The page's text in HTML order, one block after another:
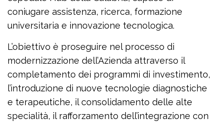
coniugare assistenza, ricerca, formazione
universitaria e innovazione tecnologica.
L’obiettivo è proseguire nel processo di
modernizzazione dell’Azienda attraverso il
completamento dei programmi di investimento,
l’introduzione di nuove tecnologie diagnostiche
e terapeutiche, il consolidamento delle alte
specialità, il rafforzamento dell’integrazione con